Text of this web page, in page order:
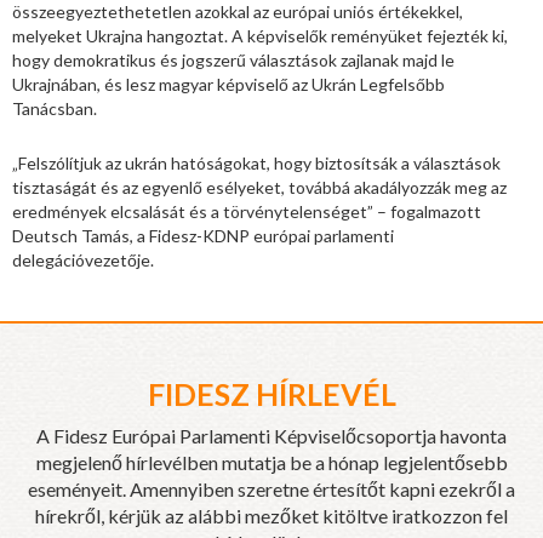
összeegyeztethetetlen azokkal az európai uniós értékekkel,
melyeket Ukrajna hangoztat. A képviselők reményüket fejezték ki,
hogy demokratikus és jogszerű választások zajlanak majd le
Ukrajnában, és lesz magyar képviselő az Ukrán Legfelsőbb
Tanácsban.
„Felszólítjuk az ukrán hatóságokat, hogy biztosítsák a választások
tisztaságát és az egyenlő esélyeket, továbbá akadályozzák meg az
eredmények elcsalását és a törvénytelenséget” – fogalmazott
Deutsch Tamás, a Fidesz-KDNP európai parlamenti
delegációvezetője.
FIDESZ HÍRLEVÉL
A Fidesz Európai Parlamenti Képviselőcsoportja havonta
megjelenő hírlevélben mutatja be a hónap legjelentősebb
eseményeit. Amennyiben szeretne értesítőt kapni ezekről a
hírekről, kérjük az alábbi mezőket kitöltve iratkozzon fel